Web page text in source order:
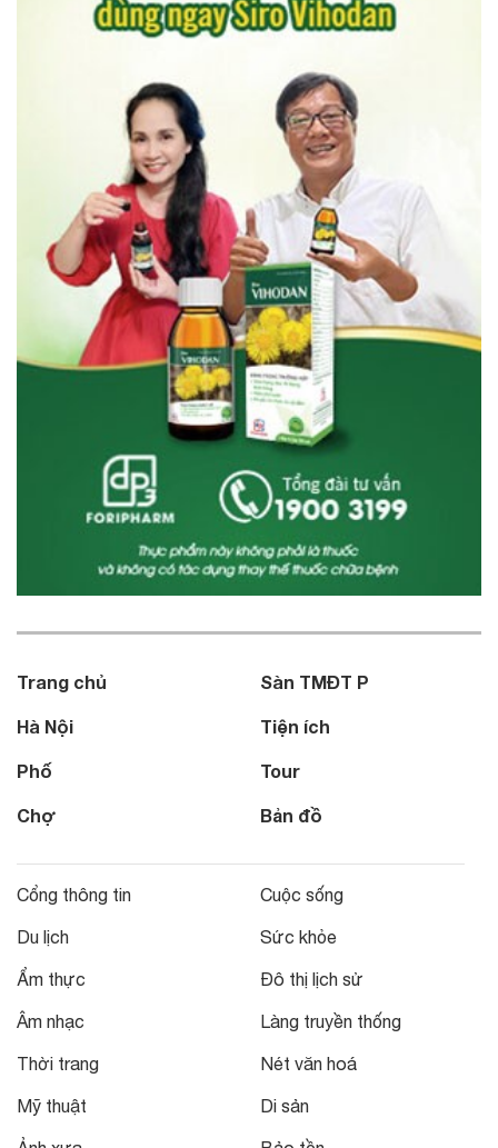
Trang chủ
Hà Nội
Phố
Chợ
Sàn TMĐT P
Tiện ích
Tour
Bản đồ
Cổng thông tin
Du lịch
Ẩm thực
Âm nhạc
Thời trang
Mỹ thuật
Cuộc sống
Sức khỏe
Đô thị lịch sử
Làng truyền thống
Nét văn hoá
Di sản